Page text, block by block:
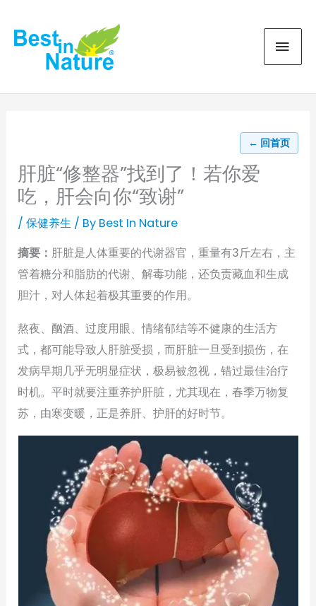
content
← 回首页
肝脏“修整器”找到了！若你爱
吃，肝会向你“致谢”
/保健养生 / By Best In Nature
摘要： 肝脏是人体重要的代谢器官，重量有3斤左右，主
管着糖分和脂肪的代谢、解毒功能，还负责藏血和生成
胆汁，对人体起着极其重要的作用。
熬夜、酗酒、过度用眼、情绪郁结等不健康的生活方
式，都可能导致人肝脏受损，而肝脏一旦受到损伤，在
发病早期几乎无明显症状，极易被忽视，错过最佳治疗
时机。平时就要注重养护肝脏，尤其现在，春季万物复
苏，由寒变暖，正是养肝、护肝的好时节。